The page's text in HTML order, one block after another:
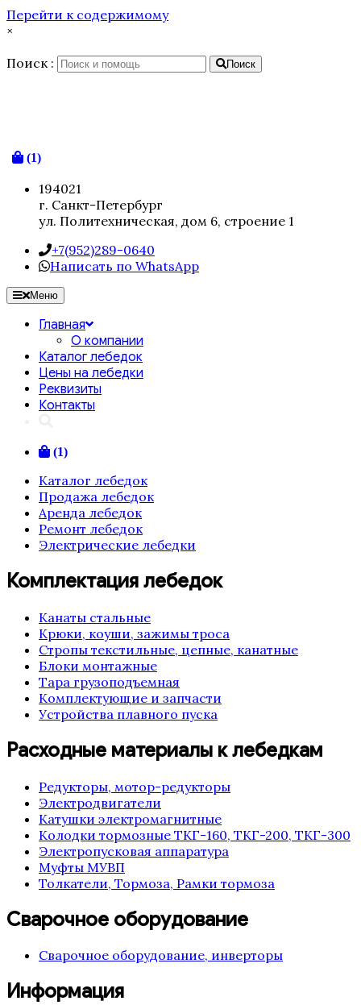
Перейти к содержимому
×
Поиск :
Поиск
(1)
194021
г. Санкт-Петербург
ул. Политехническая, дом 6, строение 1
+7(952)289-0640
Написать по WhatsApp
Меню
Главная
О компании
Каталог лебедок
Цены на лебедки
Реквизиты
Контакты
(1)
Каталог лебедок
Продажа лебедок
Аренда лебедок
Ремонт лебедок
Электрические лебедки
Комплектация лебедок
Канаты стальные
Крюки, коуши, зажимы троса
Стропы текстильные, цепные, канатные
Блоки монтажные
Тара грузоподъемная
Комплектующие и запчасти
Устройства плавного пуска
Расходные материалы к лебедкам
Редукторы, мотор-редукторы
Электродвигатели
Катушки электромагнитные
Колодки тормозные ТКГ-160, ТКГ-200, ТКГ-300
Электропусковая аппаратура
Муфты МУВП
Толкатели, Тормоза, Рамки тормоза
Сварочное оборудование
Сварочное оборудование, инверторы
Информация